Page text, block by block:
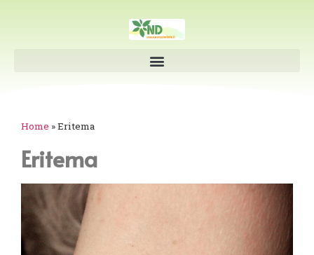
Home »Eritema
Eritema